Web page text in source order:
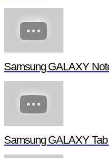
Samsung GALAXY Note 3
Samsung GALAXY Tab 3